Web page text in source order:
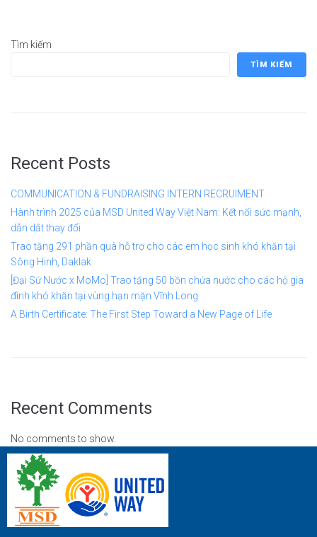
Tìm kiếm
TÌM KIẾM
Recent Posts
COMMUNICATION & FUNDRAISING INTERN RECRUIMENT
Hành trình 2025 của MSD United Way Việt Nam: Kết nối sức mạnh,
dẫn dắt thay đổi
Trao tặng 291 phần quà hỗ trợ cho các em học sinh khó khăn tại
Sông Hinh, Daklak
[Đại Sứ Nước x MoMo] Trao tặng 50 bồn chứa nước cho các hộ gia
đình khó khăn tại vùng hạn mặn Vĩnh Long
A Birth Certificate: The First Step Toward a New Page of Life
Recent Comments
No comments to show.